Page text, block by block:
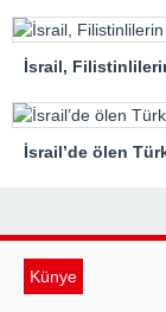
İsrail’de ölen
Künye